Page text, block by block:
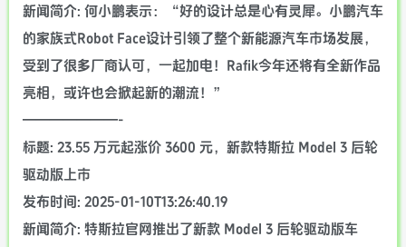
新闻简介: 何小鹏表示：“好的设计总是心有灵犀。小鹏汽车
的家族式Robot Face设计引领了整个新能源汽车市场发展，
受到了很多厂商认可，一起加电！Rafik今年还将有全新作品
亮相，或许也会掀起新的潮流！”
———————-
标题: 23.55 万元起涨价 3600 元，新款特斯拉 Model 3 后轮
驱动版上市
发布时间: 2025-01-10T13:26:40.19
新闻简介: 特斯拉官网推出了新款 Model 3 后轮驱动版车